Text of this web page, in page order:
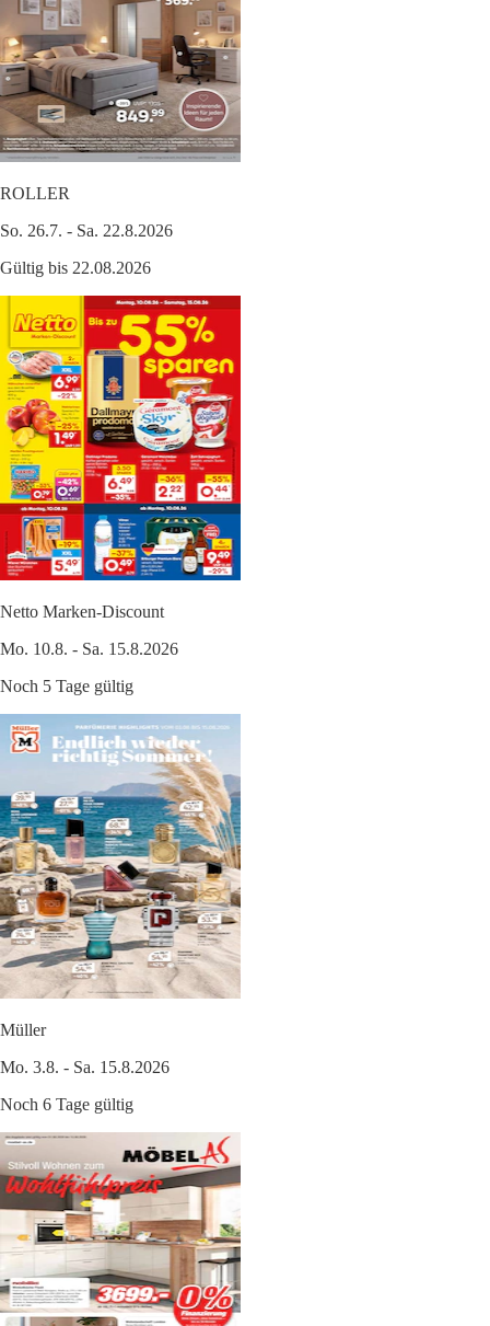
ROLLER
So. 26.7. - Sa. 22.8.2026
Gültig bis 22.08.2026
Netto Marken-Discount
Mo. 10.8. - Sa. 15.8.2026
Noch 5 Tage gültig
Müller
Mo. 3.8. - Sa. 15.8.2026
Noch 6 Tage gültig